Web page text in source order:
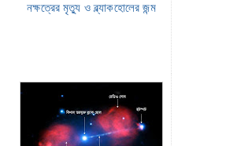
নক্ষত্রের মৃত্যু ও ব্ল্যাকহোলের জন্ম